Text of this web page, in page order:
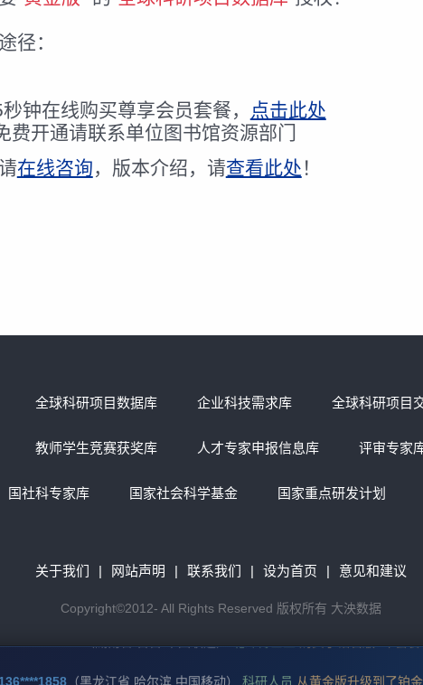
径：
秒钟在线购买尊享会员套餐，
点击此处
费开通请联系单位图书馆资源部门
在线咨询，版本介绍，请查看此处 ！
全球科研项目数据库 企业科技需求库 全球科研项目
教师学生竞赛获奖库 人才专家申报信息库 评审专家
国社科专家库 国家社会科学基金 国家重点研发计划
关于我们 | 网站声明 | 联系我们 | 设为首页 | 意见和建议
Copyright©2012- All RightsReserved 版权所有 大泱数据